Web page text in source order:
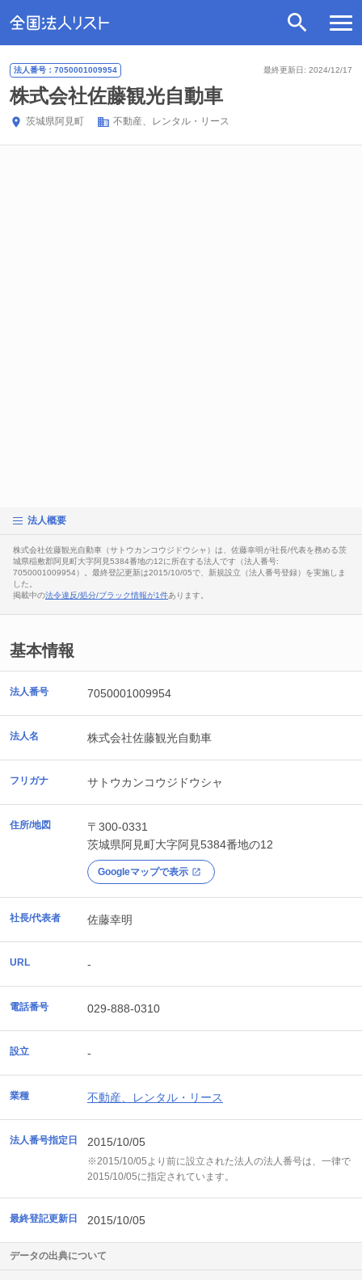
最終更新日: 2024/12/17
法人番号：7050001009954
株式会社佐藤観光自動車
茨城県阿見町 不動産、レンタル・リース
法人概要
株式会社佐藤観光自動車（サトウカンコウジドウシャ）は、佐藤幸明が社長/代表を務める茨
城県稲敷郡阿見町大字阿見5384番地の12に所在する法人です（法人番号:
7050001009954）。最終登記更新は2015/10/05で、新規設立（法人番号登録）を実施しま
した。
掲載中の法令違反/処分/ブラック情報が1件あります。
基本情報
法人番号 7050001009954
法人名 株式会社佐藤観光自動車
フリガナ サトウカンコウジドウシャ
住所/地図
〒300-0331
茨城県阿見町大字阿見5384番地の12
Googleマップで表示
社長/代表者 佐藤幸明
URL -
電話番号 029-888-0310
設立 -
業種 不動産、レンタル・リース
法人番号指定日 2015/10/05
※2015/10/05より前に設立された法人の法人番号は、一律で
2015/10/05に指定されています。
最終登記更新日 2015/10/05
データの出典について